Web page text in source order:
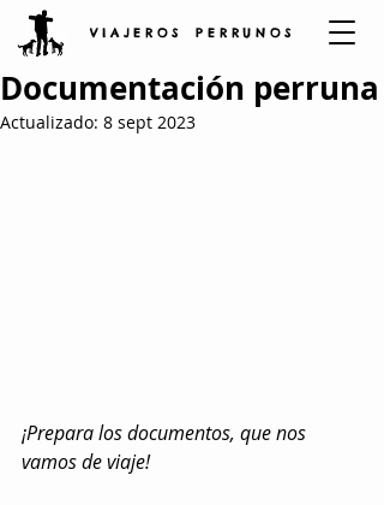
V I A J E R O S P E R R U N O S
Documentación perruna
Actualizado: 8 sept 2023
¡Prepara los documentos, que nos
vamos de viaje!